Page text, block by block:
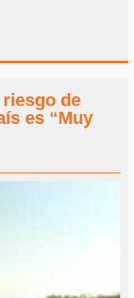
de
es “Muy